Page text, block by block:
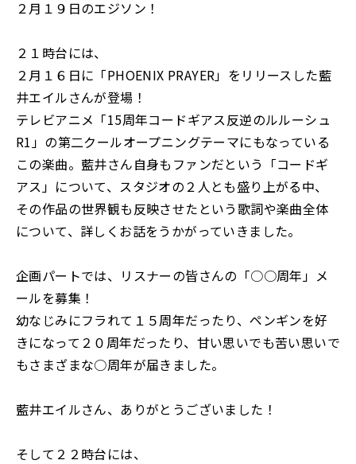
２月１９日のエジソン！
２１時台には、
２月１６日に「PHOENIX PRAYER」をリリースした藍
井エイルさんが登場！
テレビアニメ「15周年コードギアス反逆のルルーシュ
R1」の第二クールオープニングテーマにもなっている
この楽曲。藍井さん自身もファンだという「コードギ
アス」について、スタジオの２人とも盛り上がる中、
その作品の世界観も反映させたという歌詞や楽曲全体
について、詳しくお話をうかがっていきました。
企画パートでは、リスナーの皆さんの「○○周年」メ
ールを募集！
幼なじみにフラれて１５周年だったり、ペンギンを好
きになって２０周年だったり、甘い思いでも苦い思いで
もさまざまな○周年が届きました。
藍井エイルさん、ありがとうございました！
そして２２時台には、